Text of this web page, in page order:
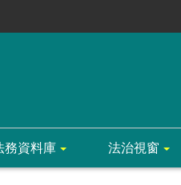
務資料庫 法治視窗